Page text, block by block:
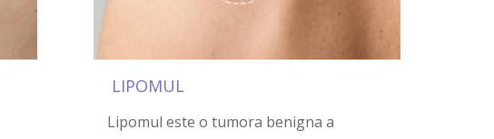
LIPOMUL
Lipomul este o tumora benigna a